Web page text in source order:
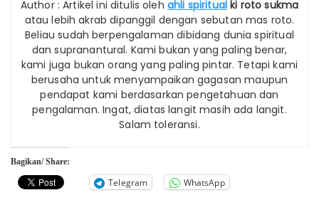
Author : Artikel ini ditulis oleh ahli spiritual ki roto sukma
atau lebih akrab dipanggil dengan sebutan mas roto.
Beliau sudah berpengalaman dibidang dunia spiritual
dan supranantural. Kami bukan yang paling benar,
kami juga bukan orang yang paling pintar. Tetapi kami
berusaha untuk menyampaikan gagasan maupun
pendapat kami berdasarkan pengetahuan dan
pengalaman. Ingat, diatas langit masih ada langit.
Salam toleransi.
Bagikan/ Share:
Telegram WhatsApp